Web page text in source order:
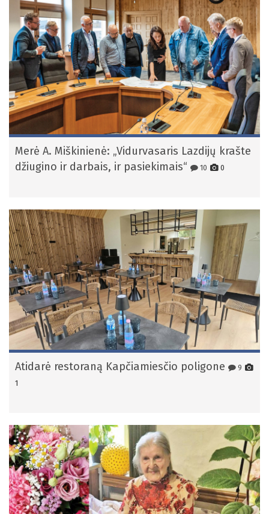
Merė A. Miškinienė: „Vidurvasaris Lazdijų krašte
džiugino ir darbais, ir pasiekimais“
10 0
Atidarė restoraną Kapčiamiesčio poligone
9
1